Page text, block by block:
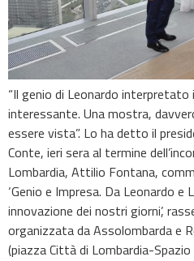
“Il genio di Leonardo
interessante. Una mostra,
essere vista”. Lo ha detto il
Conte, ieri sera al termine
Lombardia, Attilio Fontana,
‘Genio e Impresa. Da Leonardo
innovazione dei nostri giorni’,
organizzata da Assolombarda e
(piazza Città di Lombardia-